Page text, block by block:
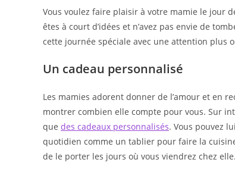
Vous voulez faire plaisir à votre mamie le jour
êtes à court d’idées et n’avez pas envie de
cette journée spéciale avec une attention plus
Un cadeau personnalisé
Les mamies adorent donner de l’amour et en
montrer combien elle compte pour vous. Sur
que des cadeaux personnalisés. Vous pouvez
quotidien comme un tablier pour faire la
de le porter les jours où vous viendrez chez elle.